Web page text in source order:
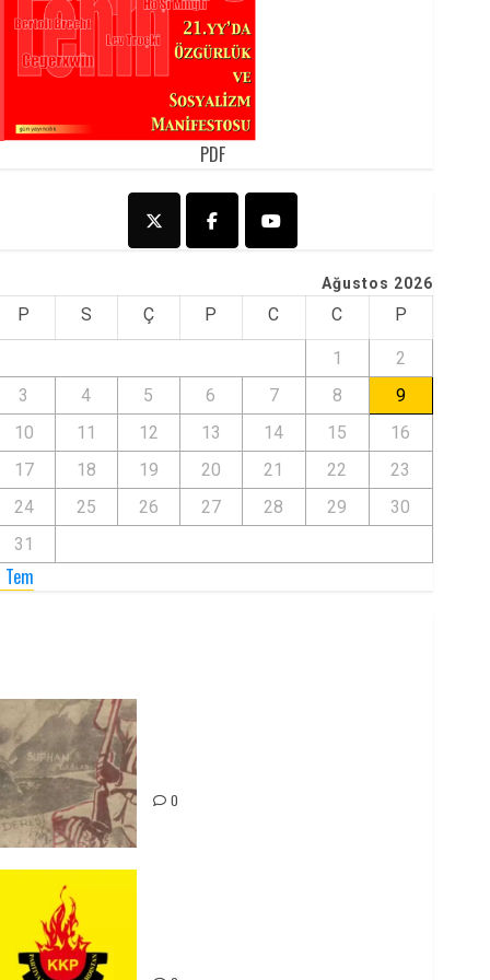
PDF
Ağustos 2026
P S Ç P C C P
1
2
3
4 5 6 7 8
9
10
11 12 13 14 15
16
17
18 19 20 21 22
23
24
25 26 27 28 29
30
31
0